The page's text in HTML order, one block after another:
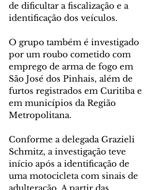
de dificultar a fiscalização e a
identificação dos veículos.
O grupo também é investigado
por um roubo cometido com
emprego de arma de fogo em
São José dos Pinhais, além de
furtos registrados em Curitiba e
em municípios da Região
Metropolitana.
Conforme a delegada Grazieli
Schmitz, a investigação teve
início após a identificação de
uma motocicleta com sinais de